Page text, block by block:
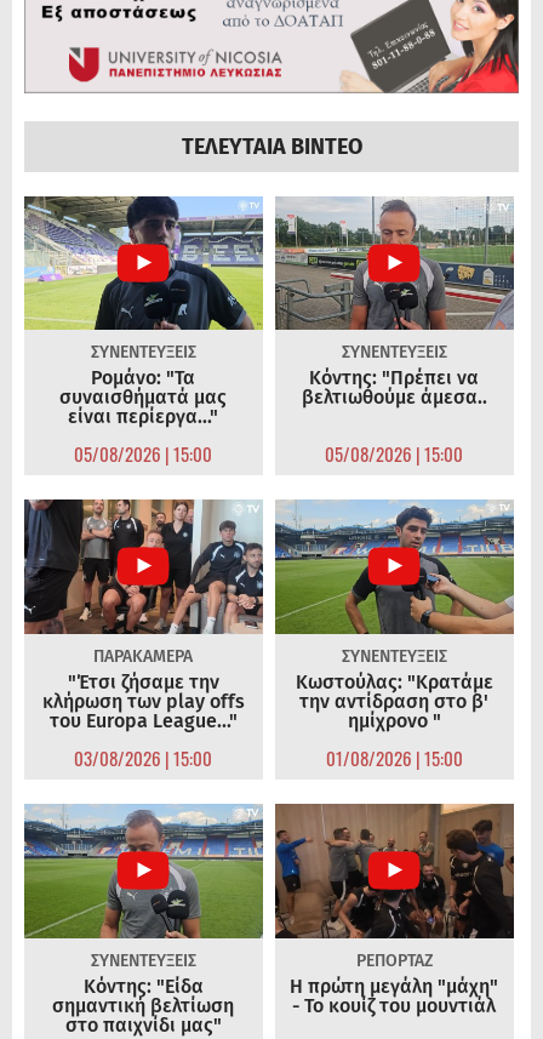
ΤΕΛΕΥΤΑΙΑ ΒΙΝΤΕΟ
ΣΥΝΕΝΤΕΥΞΕΙΣ
Ρομάνο: "Τα
συναισθήματά μας
είναι περίεργα..."
05/08/2026 | 15:00
ΣΥΝΕΝΤΕΥΞΕΙΣ
Κόντης: "Πρέπει να
βελτιωθούμε άμεσα..
05/08/2026 | 15:00
ΠΑΡΑΚΑΜΕΡΑ
"Έτσι ζήσαμε την
κλήρωση των play offs
του Europa League..."
03/08/2026 | 15:00
ΣΥΝΕΝΤΕΥΞΕΙΣ
Κωστούλας: "Κρατάμε
την αντίδραση στο β'
ημίχρονο "
01/08/2026 | 15:00
ΣΥΝΕΝΤΕΥΞΕΙΣ
Κόντης: "Είδα
σημαντική βελτίωση
στο παιχνίδι μας"
ΡΕΠΟΡΤΑΖ
Η πρώτη μεγάλη "μάχη"
- Το κουίζ του μουντιάλ